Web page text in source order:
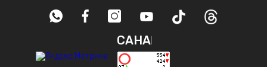
САНАҚ